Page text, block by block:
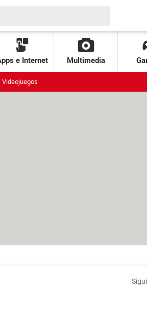
e Internet Multimedia
Videojuegos